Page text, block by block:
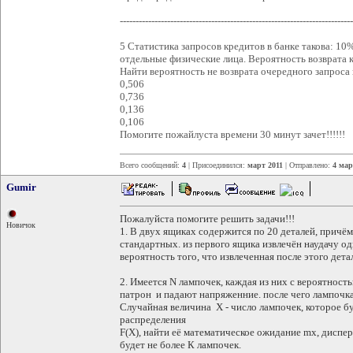
5 Статистика запросов кредитов в банке такова:
отдельные физические лица. Вероятность
Найти вероятность не возврата очередного запроса
0,506
0,736
0,136
0,106
Помогите пожайлуста времени 30 минут зачет!!!!!!
Всего сообщений: 4 | Присоединился: март 2011 | Отправлено: 4
Gumir
Новичок
Пожалуйста помогите решить задачи!!!
1. В двух ящиках содержится по 20 деталей,
стандартных. из первого ящика извлечён наудачу
вероятность того, что извлеченная после этого
2. Имеется N лампочек, каждая из них с
патрон и падают напряженние. после чего
Случайная величина Х - число лампочек, которое
распределения
F(X), найти её математическое ожидание mx,
будет не более К лампочек.